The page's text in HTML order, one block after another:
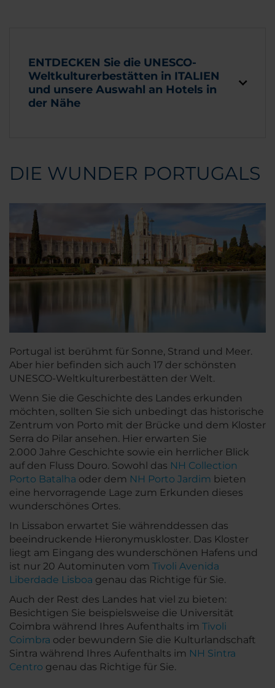
ENTDECKEN Sie die UNESCO-
Weltkulturerbestätten in ITALIEN
und unsere Auswahl an Hotels in
der Nähe
DIE WUNDER PORTUGALS
Portugal ist berühmt für Sonne, Strand und Meer.
Aber hier befinden sich auch 17 der schönsten
UNESCO-Weltkulturerbestätten der Welt.
Wenn Sie die Geschichte des Landes erkunden
möchten, sollten Sie sich unbedingt das historische
Zentrum von Porto mit der Brücke und dem Kloster
Serra do Pilar ansehen. Hier erwarten Sie
2.000 Jahre Geschichte sowie ein herrlicher Blick
auf den Fluss Douro. Sowohl das NH Collection
Porto Batalha oder dem NH Porto Jardim bieten
eine hervorragende Lage zum Erkunden dieses
wunderschönes Ortes.
In Lissabon erwartet Sie währenddessen das
beeindruckende Hieronymuskloster. Das Kloster
liegt am Eingang des wunderschönen Hafens und
ist nur 20 Autominuten vom Tivoli Avenida
Liberdade Lisboa genau das Richtige für Sie.
Auch der Rest des Landes hat viel zu bieten:
Besichtigen Sie beispielsweise die Universität
Coimbra während Ihres Aufenthalts im Tivoli
Coimbra oder bewundern Sie die Kulturlandschaft
Sintra während Ihres Aufenthalts im NH Sintra
Centro genau das Richtige für Sie.